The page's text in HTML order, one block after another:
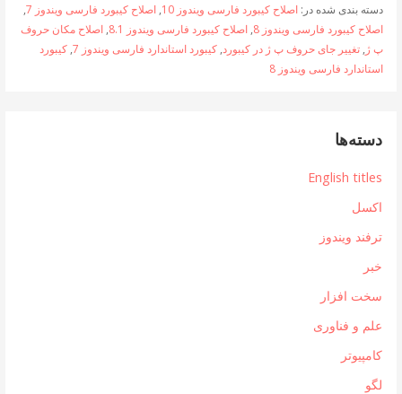
دسته بندی شده در: اصلاح کیبورد فارسی ویندوز 10 , اصلاح کیبورد فارسی ویندوز 7
,
اصلاح کیبورد فارسی ویندوز 8
, اصلاح کیبورد فارسی ویندوز 8.1 , اصلاح مکان حروف
پ ژ , تغییر جای حروف پ ژ در کیبورد, کیبورد استاندارد فارسی ویندوز 7 , کیبورد
استاندارد فارسی ویندوز 8
دسته‌ها
English titles
اکسل
ترفند ویندوز
خبر
سخت افزار
علم و فناوری
کامپیوتر
لگو